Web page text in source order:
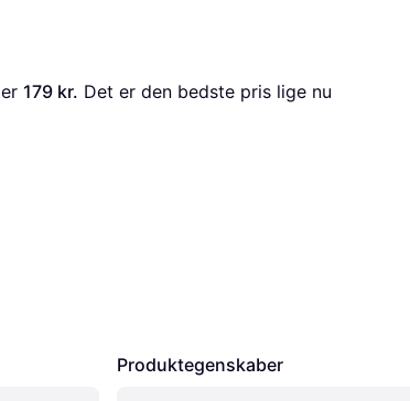
er 179 kr. Det er den bedste pris lige nu
Produktegenskaber